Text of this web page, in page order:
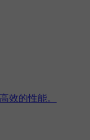
效的性能。